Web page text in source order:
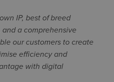
IP, best of breed
a comprehensive
our customers to create
efficiency and
with digital